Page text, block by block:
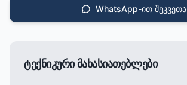
WhatsApp-ით შეკვეთა
ტექნიკური მახასიათებლები